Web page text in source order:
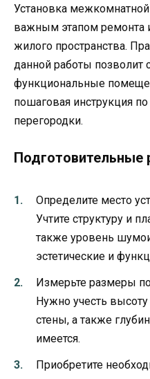
Установка
важным этапом ремонта
жилого пространства.
данной работы позволит
функциональные
пошаговая инструкция
перегородки.
Подготовительные
Определите место
Учтите структуру и
также уровень
эстетические и
Измерьте размеры
Нужно учесть
стены, а также
имеется.
Приобретите